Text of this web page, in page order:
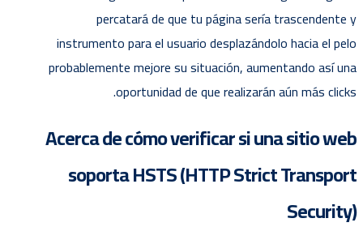
percatará de que tu página serí­a trascendente y
instrumento para el usuario desplazándolo hacia el pelo
probablemente mejore su situación, aumentando así una
oportunidad de que realizarán aún más clicks.
Acerca de cómo verificar si una sitio web
soporta HSTS (HTTP Strict Transport
Security)